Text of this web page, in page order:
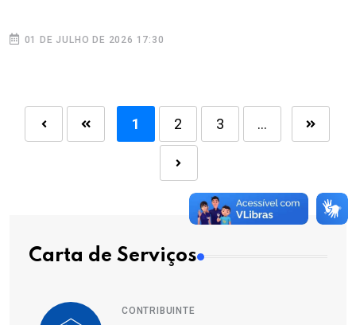
01 DE JULHO DE 2026 17:30
1 2 3 ...
Carta de Serviços
CONTRIBUINTE